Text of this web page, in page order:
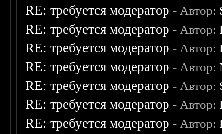
RE: требуется модератор - Автор:
RE: требуется модератор - Автор:
RE: требуется модератор - Автор:
RE: требуется модератор - Автор:
RE: требуется модератор - Автор:
RE: требуется модератор - Автор:
RE: требуется модератор - Автор: